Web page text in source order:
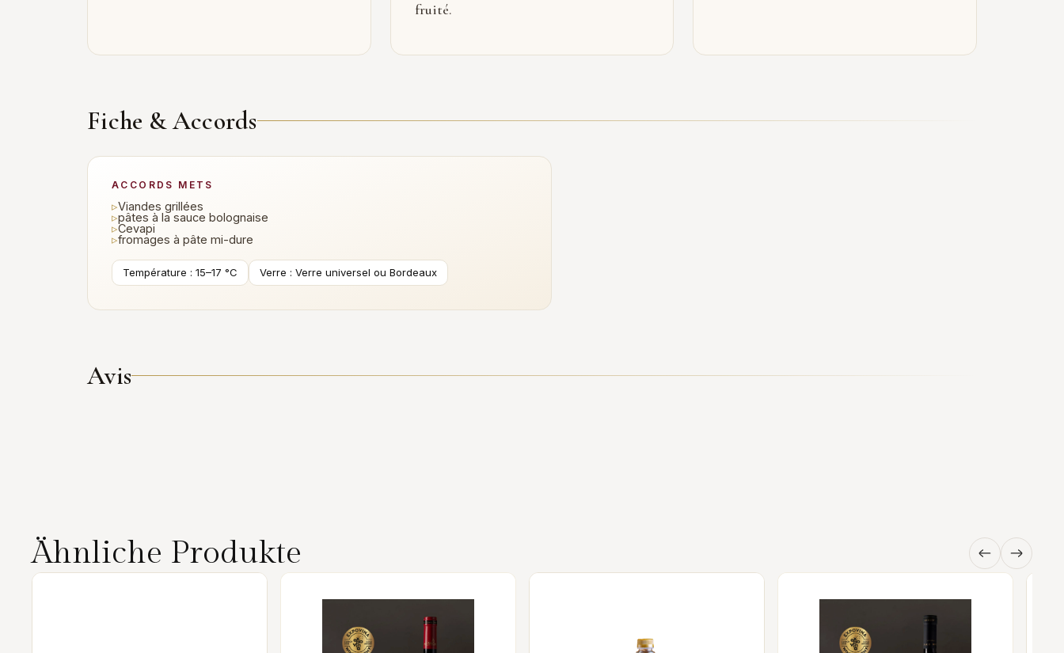
fruité.
Fiche & Accords
ACCORDS METS
▹Viandes grillées
▹pâtes à la sauce bolognaise
▹Cevapi
▹fromages à pâte mi-dure
Température : 15–17 °C Verre : Verre universel ou Bordeaux
Avis
Ähnliche Produkte